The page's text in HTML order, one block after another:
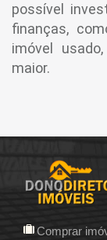
possível
finanças,
imóvel
maior.
Comprar